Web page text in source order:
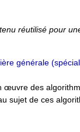
réutilisé pour
générale
œuvre des
sujet de ces